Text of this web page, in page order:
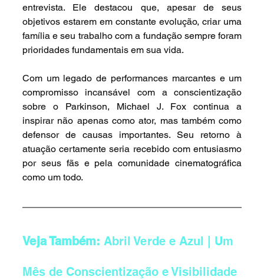
entrevista. Ele destacou que, apesar de seus
objetivos estarem em constante evolução, criar uma
família e seu trabalho com a fundação sempre foram
prioridades fundamentais em sua vida.
Com um legado de performances marcantes e um
compromisso incansável com a conscientização
sobre o Parkinson, Michael J. Fox continua a
inspirar não apenas como ator, mas também como
defensor de causas importantes. Seu retorno à
atuação certamente seria recebido com entusiasmo
por seus fãs e pela comunidade cinematográfica
como um todo.
Veja Também: Abril Verde e Azul | Um
Mês de Conscientização e Visibilidade